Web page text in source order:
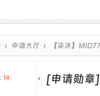
› 申请大厅 › 【柒沐】
14 [申请勋章]